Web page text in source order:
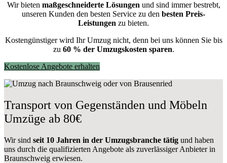
Wir bieten maßgeschneiderte Lösungen und sind immer bestrebt,
unseren Kunden den besten Service zu den besten Preis-
Leistungen zu bieten.
Kostengünstiger wird Ihr Umzug nicht, denn bei uns können Sie bis
zu 60 % der Umzugskosten sparen.
Kostenlose Angebote erhalten
Transport von Gegenständen und Möbeln
Umzüge ab 80€
Wir sind seit 10 Jahren in der Umzugsbranche tätig und haben
uns durch die qualifizierten Angebote als zuverlässiger Anbieter in
Braunschweig erwiesen.